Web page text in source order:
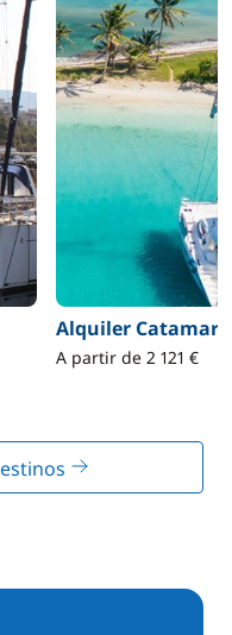
Alquiler
A partir de 2 121 €